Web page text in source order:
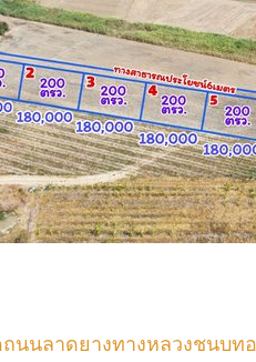
นนลาดยางทางหลวงชนบท